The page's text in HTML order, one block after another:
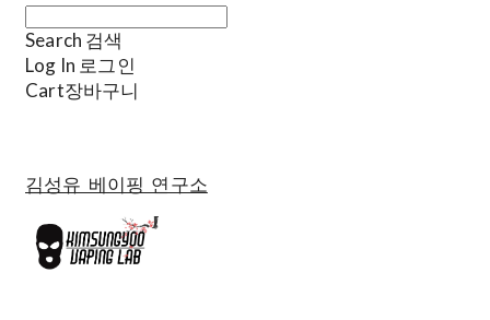
Search 검색
Log In 로그인
Cart장바구니
김성유 베이핑 연구소